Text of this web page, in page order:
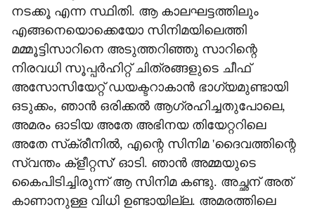
നടക്കൂ എന്ന സ്ഥിതി. ആ കാലഘട്ടത്തിലും
എങ്ങനെയൊക്കെയോ സിനിമയിലെത്തി
മമ്മൂട്ടിസാറിനെ അടുത്തറിഞ്ഞു സാറിന്റെ
നിരവധി സൂപ്പര്‍ഹിറ്റ് ചിത്രങ്ങളുടെ ചീഫ്
അസോസിയേറ്റ് ഡയക്ടറാകാന്‍ ഭാഗ്യമുണ്ടായി
ഒടുക്കം, ഞാന്‍ ഒരിക്കല്‍ ആഗ്രഹിച്ചതുപോലെ,
അമരം ഓടിയ അതേ അഭിനയ തിയേറ്ററിലെ
അതേ സ്‌ക്രീനില്‍, എന്റെ സിനിമ 'ദൈവത്തിന്റെ
സ്വന്തം ക്‌ളീറ്റസ്' ഓടി. ഞാന്‍ അമ്മയുടെ
കൈപിടിച്ചിരുന്ന് ആ സിനിമ കണ്ടു. അച്ഛന് അത്
കാണാനുള്ള വിധി ഉണ്ടായില്ല. അമരത്തിലെ